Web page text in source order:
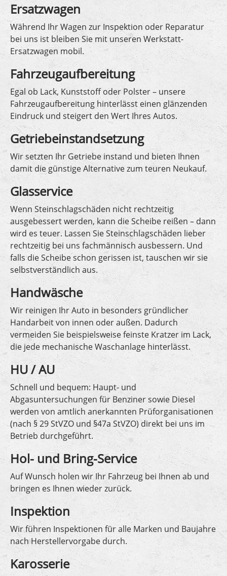
Ersatzwagen
Während Ihr Wagen zur Inspektion oder Reparatur
bei uns ist bleiben Sie mit unseren Werkstatt-
Ersatzwagen mobil.
Fahrzeugaufbereitung
Egal ob Lack, Kunststoff oder Polster – unsere
Fahrzeugaufbereitung hinterlässt einen glänzenden
Eindruck und steigert den Wert Ihres Autos.
Getriebeinstandsetzung
Wir setzten Ihr Getriebe instand und bieten Ihnen
damit die günstige Alternative zum teuren Neukauf.
Glasservice
Wenn Steinschlagschäden nicht rechtzeitig
ausgebessert werden, kann die Scheibe reißen – dann
wird es teuer. Lassen Sie Steinschlagschäden lieber
rechtzeitig bei uns fachmännisch ausbessern. Und
falls die Scheibe schon gerissen ist, tauschen wir sie
selbstverständlich aus.
Handwäsche
Wir reinigen Ihr Auto in besonders gründlicher
Handarbeit von innen oder außen. Dadurch
vermeiden Sie beispielsweise feinste Kratzer im Lack,
die jede mechanische Waschanlage hinterlässt.
HU / AU
Schnell und bequem: Haupt- und
Abgasuntersuchungen für Benziner sowie Diesel
werden von amtlich anerkannten Prüforganisationen
(nach § 29 StVZO und §47a StVZO) direkt bei uns im
Betrieb durchgeführt.
Hol- und Bring-Service
Auf Wunsch holen wir Ihr Fahrzeug bei Ihnen ab und
bringen es Ihnen wieder zurück.
Inspektion
Wir führen Inspektionen für alle Marken und Baujahre
nach Herstellervorgabe durch.
Karosserie